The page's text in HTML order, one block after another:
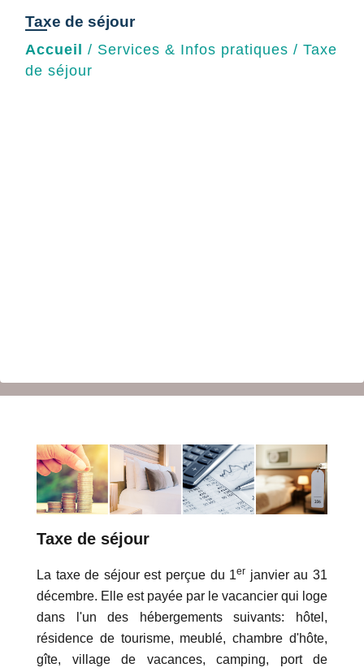
Taxe de séjour
Accueil / Services & Infos pratiques / Taxe
de séjour
Taxe de séjour
La taxe de séjour est perçue du 1er janvier au 31
décembre. Elle est payée par le vacancier qui loge
dans l'un des hébergements suivants: hôtel,
résidence de tourisme, meublé, chambre d'hôte,
gîte, village de vacances, camping, port de